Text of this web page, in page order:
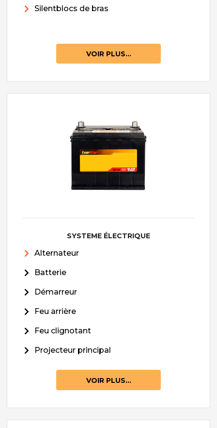
Silentblocs de bras
VOIR PLUS...
SYSTEME ÉLECTRIQUE
Alternateur
Batterie
Démarreur
Feu arrière
Feu clignotant
Projecteur principal
VOIR PLUS...